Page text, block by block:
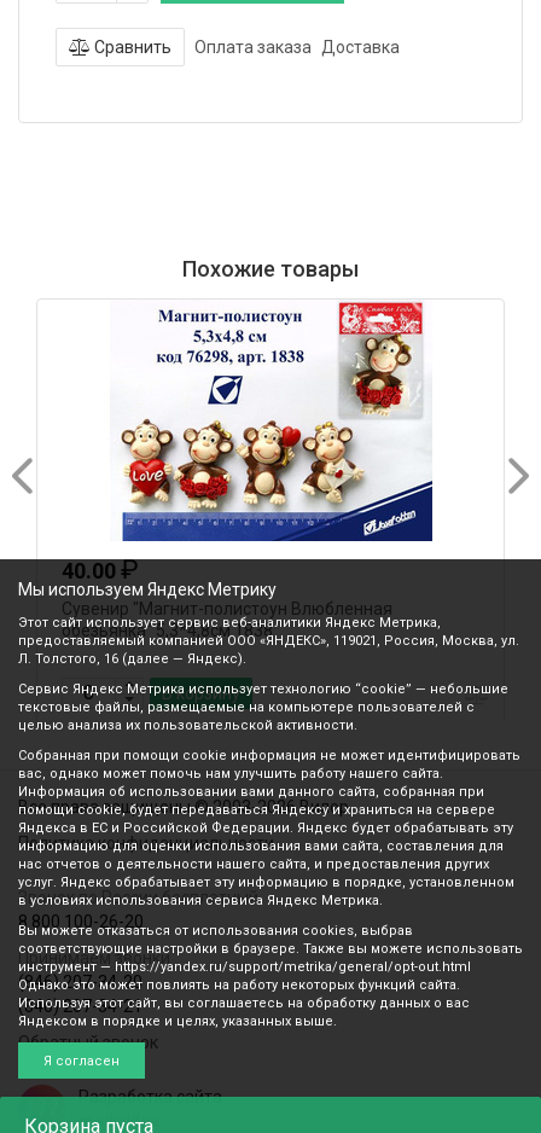
Корзина пуста
Сравнить Оплата заказа Доставка
Похожие товары
40.00₽
Сувенир "Магнит-полистоун Влюбленная
обезьянка" 5,3*4,8см 1838
В корзину
Все права защищены © 2003-2026 Вилор
Политика конфиденциальности
Звонок по России бесплатный
8 800 100-26-20
Принимаем звонки
(846) 207-34-20
(846) 207-34-21
Обратный звонок
Разработка сайта
mediaidea
Мы используем Яндекс Метрику
Этот сайт использует сервис веб-аналитики Яндекс Метрика,
предоставляемый компанией ООО «ЯНДЕКС», 119021, Россия, Москва, ул.
Л. Толстого, 16 (далее — Яндекс).
Сервис Яндекс Метрика использует технологию “cookie” — небольшие
текстовые файлы, размещаемые на компьютере пользователей с
целью анализа их пользовательской активности.
Собранная при помощи cookie информация не может идентифицировать
вас, однако может помочь нам улучшить работу нашего сайта.
Информация об использовании вами данного сайта, собранная при
помощи cookie, будет передаваться Яндексу и храниться на сервере
Яндекса в ЕС и Российской Федерации. Яндекс будет обрабатывать эту
информацию для оценки использования вами сайта, составления для
нас отчетов о деятельности нашего сайта, и предоставления других
услуг. Яндекс обрабатывает эту информацию в порядке, установленном
в условиях использования сервиса Яндекс Метрика.
Вы можете отказаться от использования cookies, выбрав
соответствующие настройки в браузере. Также вы можете использовать
инструмент — https://yandex.ru/support/metrika/general/opt-out.html
Однако это может повлиять на работу некоторых функций сайта.
Используя этот сайт, вы соглашаетесь на обработку данных о вас
Яндексом в порядке и целях, указанных выше.
Я согласен